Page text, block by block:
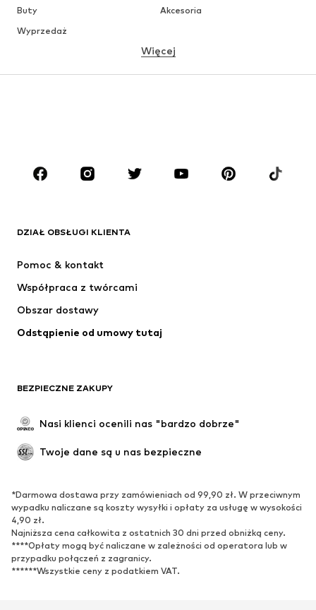
Buty
Akcesoria
Wyprzedaż
MARKI
Next
ADIDAS PERFORMANCE
Więcej
DZIAŁ OBSŁUGI KLIENTA
Pomoc & kontakt
Współpraca z twórcami
Obszar dostawy
Odstąpienie od umowy tutaj
BEZPIECZNE ZAKUPY
Nasi klienci ocenili nas "bardzo dobrze"
Twoje dane są u nas bezpieczne
*Darmowa dostawa przy zamówieniach od 99,90 zł. W przeciwnym
wypadku naliczane są koszty wysyłki i opłaty za usługę w wysokości
4,90 zł.
Najniższa cena całkowita z ostatnich 30 dni przed obniżką ceny.
****Opłaty mogą być naliczane w zależności od operatora lub w
przypadku połączeń z zagranicy.
******Wszystkie ceny z podatkiem VAT.